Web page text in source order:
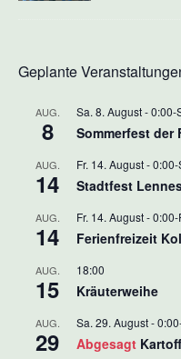
Geplante
AUG.
8
Sa. 8. August - 0:00-
Sommerfest der
AUG.
14
Fr. 14. August - 0:00-
Stadtfest
AUG.
14
Fr. 14. August - 0:00-
Ferienfreizeit
AUG.
15
18:00
Kräuterweihe
AUG.
29
Sa. 29. August - 0:00
Abgesagt